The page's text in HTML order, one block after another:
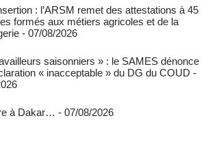
: l’ARSM remet des attestations à 45
formés aux métiers agricoles et de la
- 07/08/2026
saisonniers » : le SAMES dénonce
« inacceptable » du DG du COUD -
à Dakar… - 07/08/2026